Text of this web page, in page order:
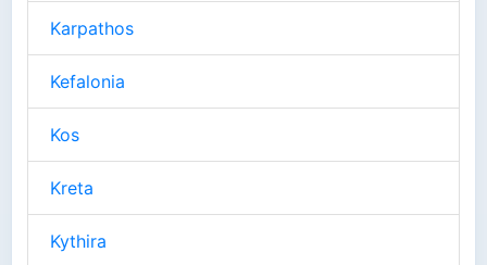
Karpathos
Kefalonia
Kos
Kreta
Kythira